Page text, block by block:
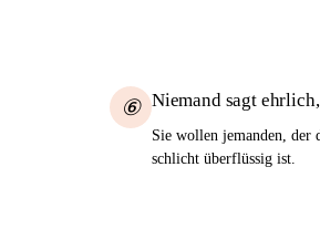
⑥ Niemand sagt
Sie wollen jemanden,
schlicht überflüssig ist.